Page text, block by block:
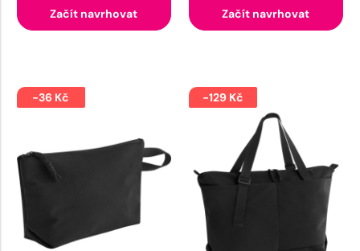
Začít navrhovat Začít navrhovat
-36 Kč -129 Kč